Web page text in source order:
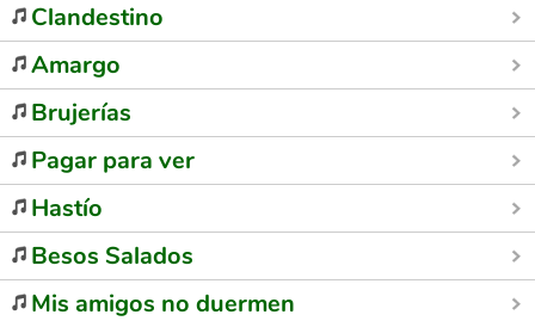
Clandestino
Amargo
Brujerías
Pagar para ver
Hastío
Besos Salados
Mis amigos no duermen